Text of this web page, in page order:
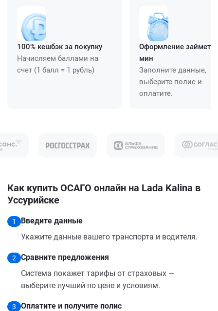
100% кешбэк за покупку
Начисляем баллами на
счет (1 балл = 1 рубль)
Оформление займет
мин
Заполните данные,
выберите полис и
оплатите.
Как купить ОСАГО онлайн на Lada Kalina в
Уссурийске
1
Введите данные
Укажите данные вашего транспорта и водителя.
2
Сравните предложения
Система покажет тарифы от страховых —
выберите лучший по цене и условиям.
3
Оплатите и получите полис